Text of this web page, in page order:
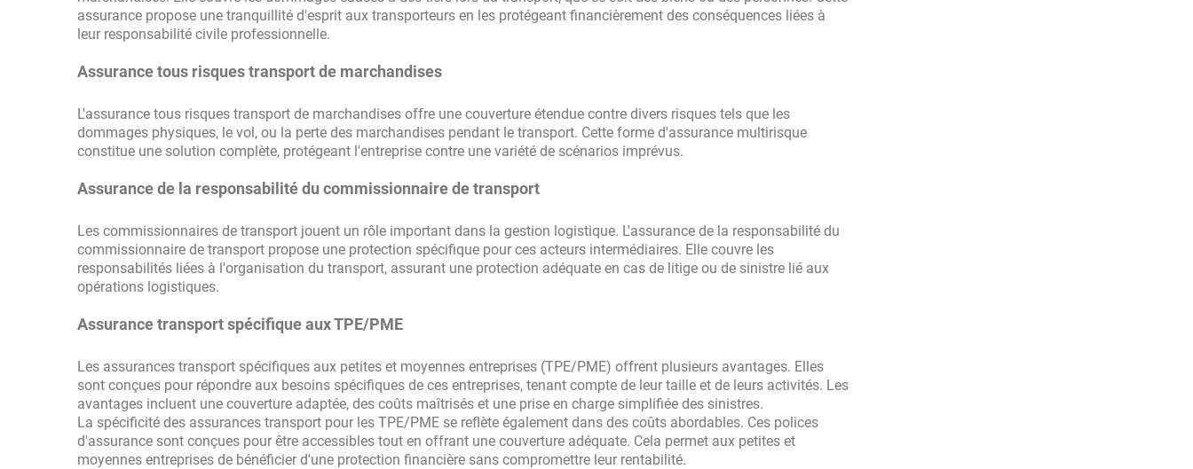
assurance propose une tranquillité d'esprit aux transporteurs en les protégeant financièrement des conséquences liées à
leur responsabilité civile professionnelle.
Assurance tous risques transport de marchandises
L'assurance tous risques transport de marchandises offre une couverture étendue contre divers risques tels que les
dommages physiques, le vol, ou la perte des marchandises pendant le transport. Cette forme d'assurance multirisque
constitue une solution complète, protégeant l'entreprise contre une variété de scénarios imprévus.
Assurance de la responsabilité du commissionnaire de transport
Les commissionnaires de transport jouent un rôle important dans la gestion logistique. L'assurance de la responsabilité du
commissionnaire de transport propose une protection spécifique pour ces acteurs intermédiaires. Elle couvre les
responsabilités liées à l'organisation du transport, assurant une protection adéquate en cas de litige ou de sinistre lié aux
opérations logistiques.
Assurance transport spécifique aux TPE/PME
Les assurances transport spécifiques aux petites et moyennes entreprises (TPE/PME) offrent plusieurs avantages. Elles
sont conçues pour répondre aux besoins spécifiques de ces entreprises, tenant compte de leur taille et de leurs activités. Les
avantages incluent une couverture adaptée, des coûts maîtrisés et une prise en charge simplifiée des sinistres.
La spécificité des assurances transport pour les TPE/PME se reflète également dans des coûts abordables. Ces polices
d'assurance sont conçues pour être accessibles tout en offrant une couverture adéquate. Cela permet aux petites et
moyennes entreprises de bénéficier d'une protection financière sans compromettre leur rentabilité.